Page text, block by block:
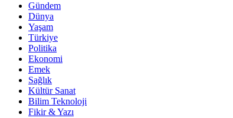
Gündem
Dünya
Yaşam
Türkiye
Politika
Ekonomi
Emek
Sağlık
Kültür Sanat
Bilim Teknoloji
Fikir & Yazı